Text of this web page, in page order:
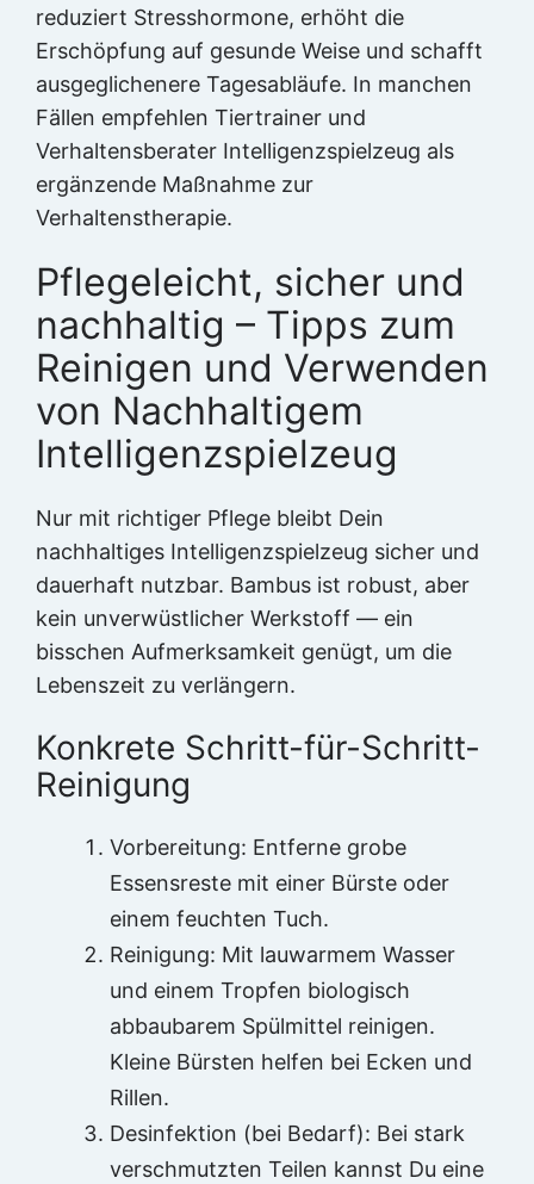
reduziert Stresshormone, erhöht die
Erschöpfung auf gesunde Weise und schafft
ausgeglichenere Tagesabläufe. In manchen
Fällen empfehlen Tiertrainer und
Verhaltensberater Intelligenzspielzeug als
ergänzende Maßnahme zur
Verhaltenstherapie.
Pflegeleicht, sicher und
nachhaltig – Tipps zum
Reinigen und Verwenden
von Nachhaltigem
Intelligenzspielzeug
Nur mit richtiger Pflege bleibt Dein
nachhaltiges Intelligenzspielzeug sicher und
dauerhaft nutzbar. Bambus ist robust, aber
kein unverwüstlicher Werkstoff — ein
bisschen Aufmerksamkeit genügt, um die
Lebenszeit zu verlängern.
Konkrete Schritt-für-Schritt-
Reinigung
Vorbereitung: Entferne grobe
Essensreste mit einer Bürste oder
einem feuchten Tuch.
Reinigung: Mit lauwarmem Wasser
und einem Tropfen biologisch
abbaubarem Spülmittel reinigen.
Kleine Bürsten helfen bei Ecken und
Rillen.
Desinfektion (bei Bedarf): Bei stark
verschmutzten Teilen kannst Du eine